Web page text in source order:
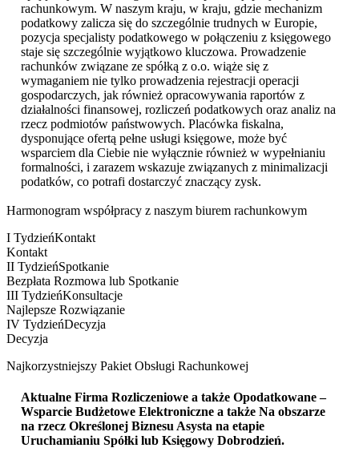
rachunkowym. W naszym kraju, w kraju, gdzie mechanizm
podatkowy zalicza się do szczególnie trudnych w Europie,
pozycja specjalisty podatkowego w połączeniu z księgowego
staje się szczególnie wyjątkowo kluczowa. Prowadzenie
rachunków związane ze spółką z o.o. wiąże się z
wymaganiem nie tylko prowadzenia rejestracji operacji
gospodarczych, jak również opracowywania raportów z
działalności finansowej, rozliczeń podatkowych oraz analiz na
rzecz podmiotów państwowych. Placówka fiskalna,
dysponujące ofertą pełne usługi księgowe, może być
wsparciem dla Ciebie nie wyłącznie również w wypełnianiu
formalności, i zarazem wskazuje związanych z minimalizacji
podatków, co potrafi dostarczyć znaczący zysk.
Harmonogram współpracy z naszym biurem rachunkowym
I TydzieńKontakt
Kontakt
II TydzieńSpotkanie
Bezpłata Rozmowa lub Spotkanie
III TydzieńKonsultacje
Najlepsze Rozwiązanie
IV TydzieńDecyzja
Decyzja
Najkorzystniejszy Pakiet Obsługi Rachunkowej
Aktualne Firma Rozliczeniowe a także Opodatkowane –
Wsparcie Budżetowe Elektroniczne a także Na obszarze
na rzecz Określonej Biznesu Asysta na etapie
Uruchamianiu Spółki lub Księgowy Dobrodzień.